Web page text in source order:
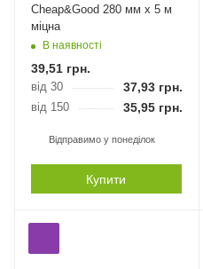
Cheap&Good 280 мм х 5 м
міцна
В наявності
39,51 грн.
від 30 37,93 грн.
від 150 35,95 грн.
Відправимо у понеділок
Купити